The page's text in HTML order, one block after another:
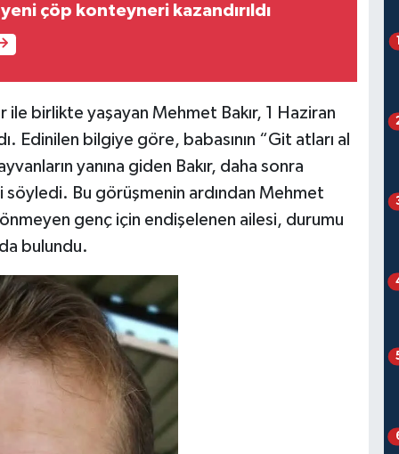
çöp konteyneri kazandırıldı
ile birlikte yaşayan Mehmet Bakır, 1 Haziran
Edinilen bilgiye göre, babasının “Git atları al
yanına giden Bakır, daha sonra
söyledi. Bu görüşmenin ardından Mehmet
genç için endişelenen ailesi, durumu
bulundu.